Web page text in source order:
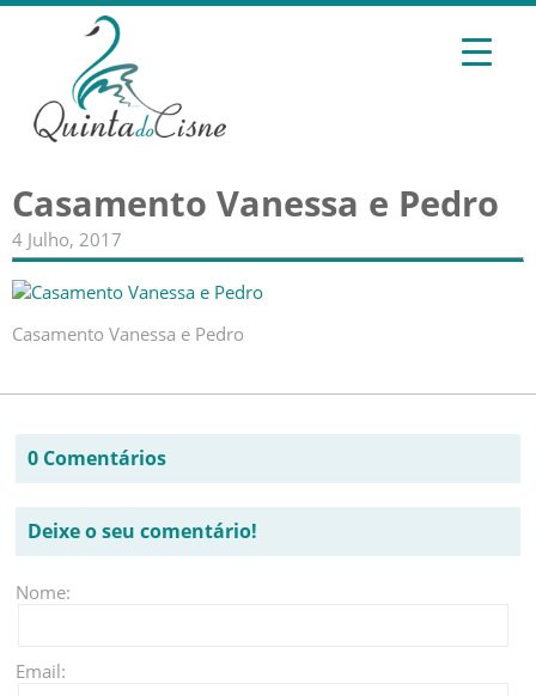
Casamento Vanessa e Pedro
4 Julho, 2017
Casamento Vanessa e Pedro
0 Comentários
Deixe o seu comentário!
Nome:
Email: